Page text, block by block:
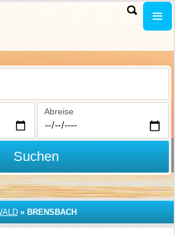
Abreise
Suchen
» BRENSBACH